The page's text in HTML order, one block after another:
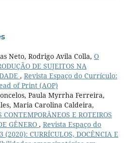
Neto, Rodrigo Avila Colla, O
DE SUJEITOS NA
, Revista Espaço do Currículo:
of Print (AOP)
Paula Myrrha Ferreira,
Maria Carolina Caldeira,
CONTEMPORÂNEOS E ROTEIROS
GÊNERO , Revista Espaço do
CURRÍCULOS, DOCÊNCIA E